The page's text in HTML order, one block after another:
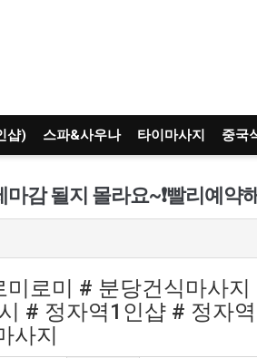
샵) 스파&사우나 타이마사지 중국
로미 # 분당건식마사
# 정자역1인샵 # 정자
사지